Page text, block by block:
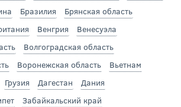
Бразилия
Брянская область
Венгрия
Венесуэла
Волгоградская область
Воронежская область
Вьетнам
Грузия Дагестан
Дания
Забайкальский край